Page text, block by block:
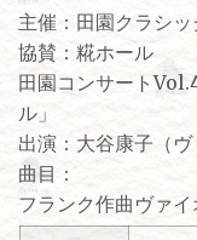
主催：田園クラシ
協賛：糀ホール
田園コンサート
ル」
出演：大谷康子（ヴ
曲目：
フランク作曲ヴァ